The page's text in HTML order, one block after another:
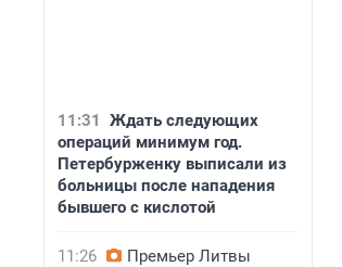
11:31
Ждать следующих
операций минимум год.
Петербурженку выписали из
больницы после нападения
бывшего с кислотой
11:26
Премьер Литвы